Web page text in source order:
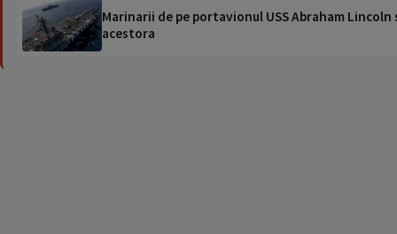
Marinarii de pe portavionul USS Abraham
acestora